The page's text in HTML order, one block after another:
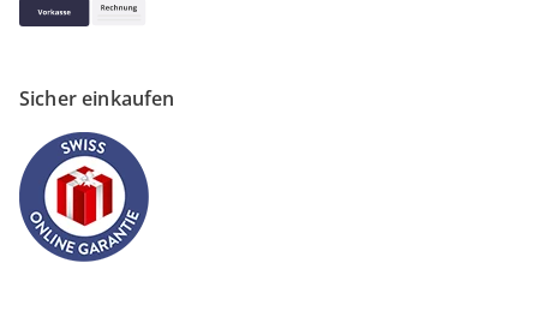
Sicher einkaufen